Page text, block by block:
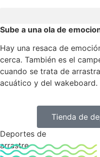
Sube a una ola de
Hay una resaca de
cerca. También es el
cuando se trata de
acuático y del wakeboard.
Tienda de
Deportes de
arrastre